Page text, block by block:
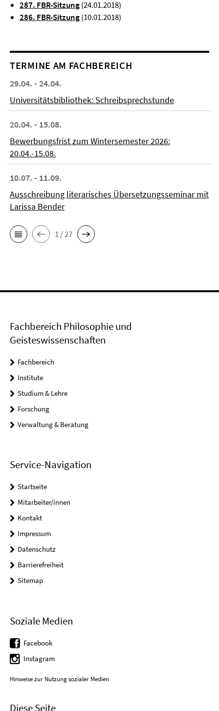
287. FBR-Sitzung(24.01.2018)
286. FBR-Sitzung(10.01.2018)
TERMINE AM FACHBEREICH
29.04. - 24.04.
Universitätsbibliothek: Schreibsprechstunde
20.04. - 15.08.
Bewerbungsfrist zum Wintersemester 2026:
20.04.-15.08.
10.07. - 11.09.
Ausschreibung literarisches Übersetzungsseminar mit
Larissa Bender
1 / 27
Fachbereich Philosophie und
Geisteswissenschaften
Fachbereich
Institute
Studium & Lehre
Forschung
Verwaltung & Beratung
Service-Navigation
Startseite
Mitarbeiter/innen
Kontakt
Impressum
Datenschutz
Barrierefreiheit
Sitemap
Soziale Medien
Facebook
Instagram
Hinweise zur Nutzung sozialer Medien
Diese Seite